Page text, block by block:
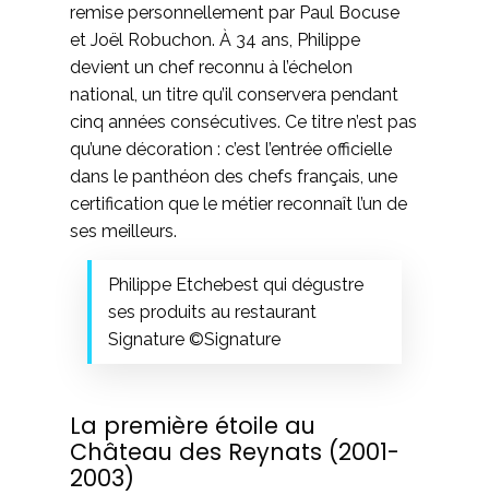
remise personnellement par Paul Bocuse
et Joël Robuchon. À 34 ans, Philippe
devient un chef reconnu à l’échelon
national, un titre qu’il conservera pendant
cinq années consécutives. Ce titre n’est pas
qu’une décoration : c’est l’entrée officielle
dans le panthéon des chefs français, une
certification que le métier reconnaît l’un de
ses meilleurs.
Philippe Etchebest qui dégustre
ses produits au restaurant
Signature ©Signature
La première étoile au
Château des Reynats (2001-
2003)